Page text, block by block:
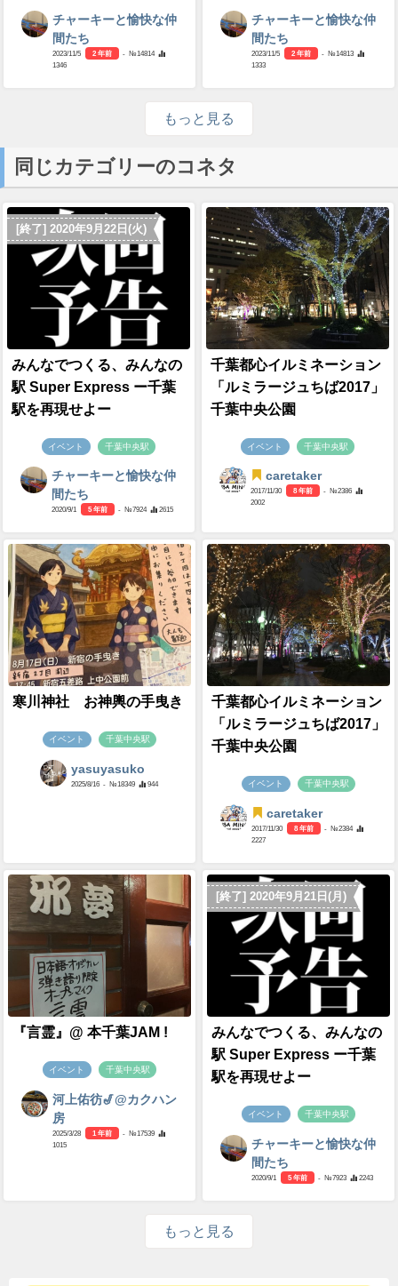
チャーキーと愉快な仲
間たち
2023/11/5 2 年前
- №14814
1346
チャーキーと愉快な仲
間たち
2023/11/5 2 年前
- №14813
1333
もっと見る
同じカテゴリーのコネタ
[終了] 2020年9月22日(火)
みんなでつくる、みんなの
駅 Super Express ー千葉
駅を再現せよー
イベント 千葉中央駅
チャーキーと愉快な仲
間たち
2020/9/1 5 年前 - №7924 2615
千葉都心イルミネーション
「ルミラージュちば2017」
千葉中央公園
イベント 千葉中央駅
caretaker
2017/11/30 8 年前
- №2386
2002
寒川神社 お神輿の手曳き
イベント 千葉中央駅
yasuyasuko
2025/8/16 - №18349 944
千葉都心イルミネーション
「ルミラージュちば2017」
千葉中央公園
イベント 千葉中央駅
caretaker
2017/11/30 8 年前
- №2384
2227
『言霊』@ 本千葉JAM !
イベント 千葉中央駅
河上佑彷🎷@カクハン
房
2025/3/28 1 年前
- №17539
1015
[終了] 2020年9月21日(月)
みんなでつくる、みんなの
駅 Super Express ー千葉
駅を再現せよー
イベント 千葉中央駅
チャーキーと愉快な仲
間たち
2020/9/1 5 年前 - №7923 2243
もっと見る